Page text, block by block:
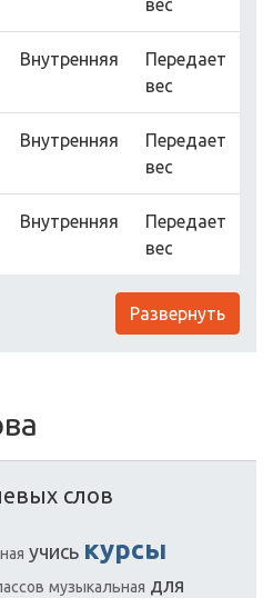
вес
Внутренняя
Передает
вес
Внутренняя
Передает
вес
Внутренняя
Передает
вес
Развернуть
слов
учись курсы
музыкальная для